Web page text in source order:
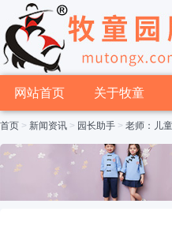
网站首页 关于牧童
首页 > 新闻资讯 > 园长助手 > 老师：儿